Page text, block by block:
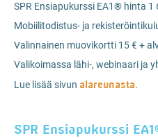
SPR Ensiapukurssi EA1® hinta 1
Mobiilitodistus- ja
Valinnainen muovikortti 15 € +
Valikoimassa lähi-, webinaari ja
Lue lisää sivun alareunasta.
SPR Ensiapukurssi